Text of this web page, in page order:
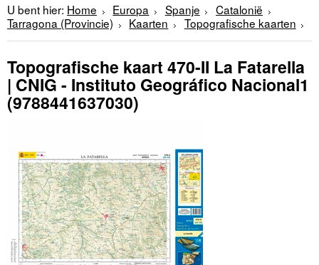
U bent hier: Home Europa Spanje
Catalonië
Tarragona (Provincie)
Kaarten Topografische kaarten
Topografische kaart 470-II La Fatarella
| CNIG - Instituto Geográfico Nacional1
(9788441637030)